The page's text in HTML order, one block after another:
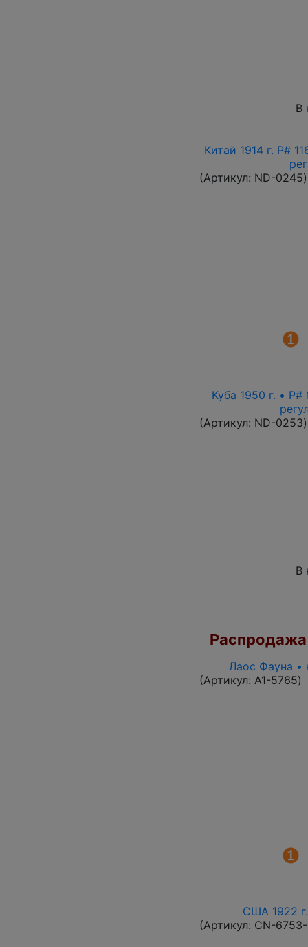
В
Китай 1914 г. P#
(Артикул: ND-0245)
Куба 1950 г. •
(Артикул: ND-0253)
В
Распродажа
Лаос Фауна •
(Артикул: A1-5765)
США 1922
(Артикул: CN-